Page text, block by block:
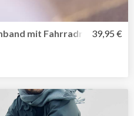
mit Fahrradrückspiegel
39,95 €